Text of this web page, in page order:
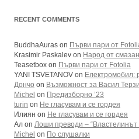
RECENT COMMENTS
BuddhaAuras on Първи пари от
Krasimir Paskalev on Народ от
Teasetbox on Първи пари от Fotolia
YANI TSVETANOV on Електромобил:
Дончо on Възможност за Васил
Michel on Предизборно ’23
turin on Не гласувам и се гордея
Илиян on Не гласувам и се гордея
Ал on Лоши преводи – “Властелинът
Michel on По слушалки